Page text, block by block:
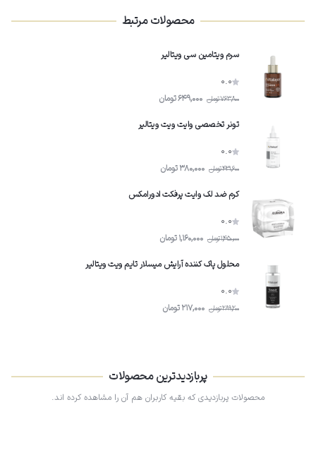
محصولات مرتبط
سرم ویتامین سى ویتالیر
0.0
763,800تومان 649,000تومان
تونر تخصصی وایت ویت ویتالیر
0.0
431,600تومان 380,000تومان
کرم ضد لک وایت پرفکت ادورامکس
0.0
1,450,000تومان 1,160,000تومان
محلول پاک کننده آرایش میسلار تایم ویت ویتالیر
0.0
289,200تومان 217,000تومان
پربازدیدترین محصولات
محصولات پربازدیدی که بقیه کاربران هم آن را مشاهده کرده اند.